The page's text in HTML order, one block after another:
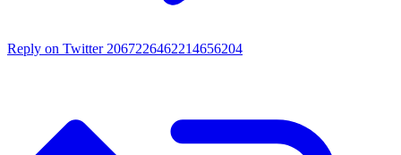
Reply on Twitter 2067226462214656204